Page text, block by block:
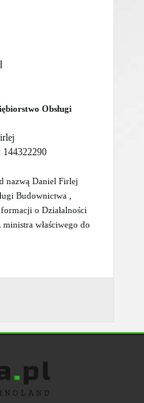
Obsługi
nazwą Daniel Firlej
Budownictwa ,
o Działalności
właściwego do